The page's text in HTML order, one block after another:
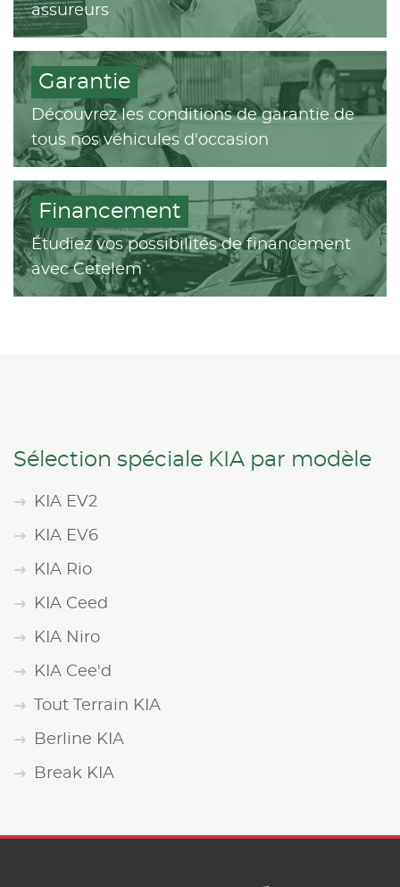
assureurs
Garantie
Découvrez les conditions de garantie de
tous nos véhicules d'occasion
Financement
Étudiez vos possibilités de financement
avec Cetelem
Sélection spéciale KIA par modèle
KIA EV2
KIA EV6
KIA Rio
KIA Ceed
KIA Niro
KIA Cee'd
Tout Terrain KIA
Berline KIA
Break KIA